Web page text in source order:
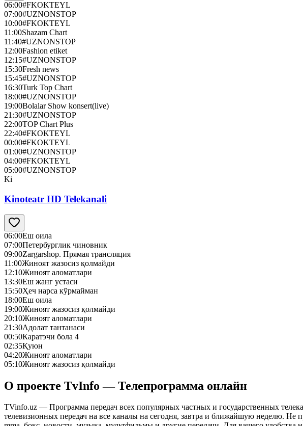
06:00#FKOKTEYL
07:00#UZNONSTOP
10:00#FKOKTEYL
11:00Shazam Chart
11:40#UZNONSTOP
12:00Fashion etiket
12:15#UZNONSTOP
15:30Fresh news
15:45#UZNONSTOP
16:30Turk Top Chart
18:00#UZNONSTOP
19:00Bolalar Show konsert(live)
21:30#UZNONSTOP
22:00TOP Chart Plus
22:40#FKOKTEYL
00:00#FKOKTEYL
01:00#UZNONSTOP
04:00#FKOKTEYL
05:00#UZNONSTOP
Ki
Kinoteatr HD Telekanali
06:00Еш оила
07:00Петербурглик чиновник
09:00Zargarshop. Прямая трансляция
11:00Жиноят жазосиз қолмайди
12:10Жиноят аломатлари
13:30Еш жанг устаси
15:50Ҳеч нарса кўрмайман
18:00Еш оила
19:00Жиноят жазосиз қолмайди
20:10Жиноят аломатлари
21:30Адолат тантанаси
00:50Каратэчи бола 4
02:35Қуюн
04:20Жиноят аломатлари
05:10Жиноят жазосиз қолмайди
О проекте TvInfo — Телепрограмма онлайн
TVinfo.uz — Программа передач всех популярных частных и государственных
телевизионных передач на все каналы на сегодня, завтра и ближайшую неделю.